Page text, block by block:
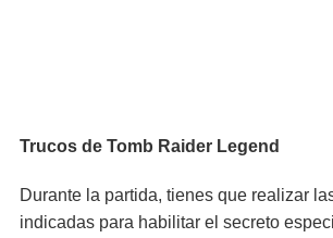
Trucos de Tomb Raider Legend
Durante la partida, tienes que realizar
indicadas para habilitar el secreto